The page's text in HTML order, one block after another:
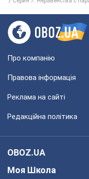
Про компанію
Правова інформація
Реклама на сайті
Редакційна політика
OBOZ.UA
Моя Школа